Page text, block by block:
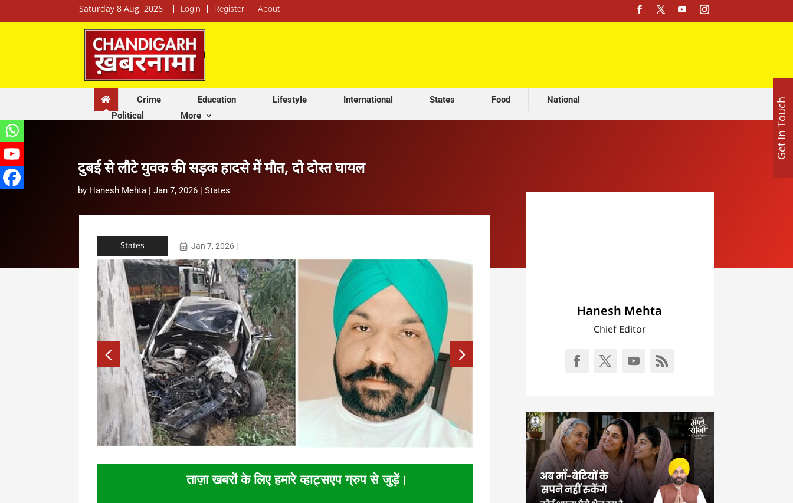
Saturday 8 Aug, 2026 Login Register About
Crime Education Lifestyle International States Food
National
Political
More
दुबई से लौटे युवक की सड़क हादसे में मौत, दो दोस्त घायल
by Hanesh Mehta | Jan 7, 2026 | States
States Jan 7, 2026 |
ताज़ा खबरों के लिए हमारे व्हाट्सएप ग्रुप से जुड़ें।
Hanesh Mehta
Chief Editor
Get In Touch